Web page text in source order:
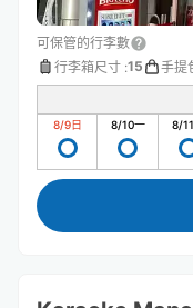
可保管的行李數
行李箱尺寸 :15 手提
8/9日 8/10一 8/11